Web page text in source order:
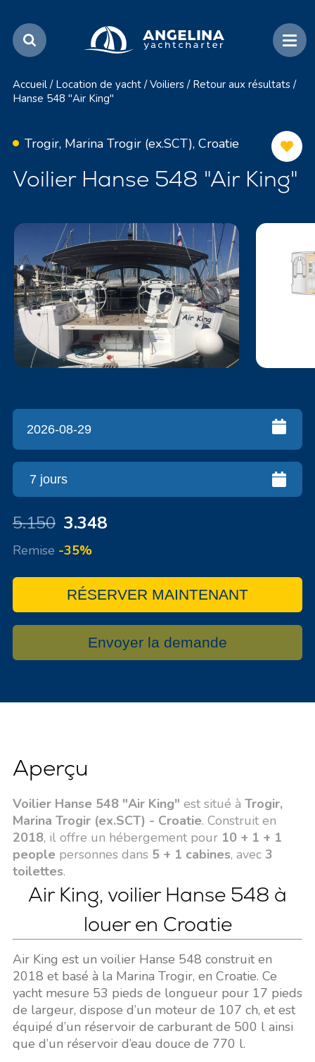
Accueil / Location de yacht / Voiliers / Retour aux résultats /
Hanse 548 "Air King"
Trogir, Marina Trogir (ex.SCT), Croatie
Voilier Hanse 548 "Air King"
5.150 3.348
Remise -35%
RÉSERVER MAINTENANT
Envoyer la demande
Aperçu
Voilier Hanse 548 "Air King" est situé à Trogir,
Marina Trogir (ex.SCT) - Croatie. Construit en
2018, il offre un hébergement pour 10 + 1 + 1
people personnes dans 5 + 1 cabines, avec 3
toilettes.
Air King, voilier Hanse 548 à
louer en Croatie
Air King est un voilier Hanse 548 construit en
2018 et basé à la Marina Trogir, en Croatie. Ce
yacht mesure 53 pieds de longueur pour 17 pieds
de largeur, dispose d’un moteur de 107 ch, et est
équipé d’un réservoir de carburant de 500 l ainsi
que d’un réservoir d’eau douce de 770 l.